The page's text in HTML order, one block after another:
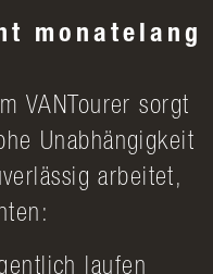
monatelang
VANTourer sorgt
Unabhängigkeit
arbeitet,
laufen